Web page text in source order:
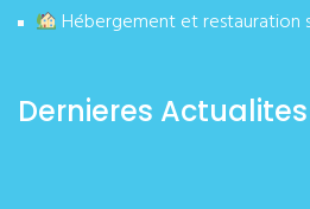
Hébergement et restauration
Dernieres Actualites